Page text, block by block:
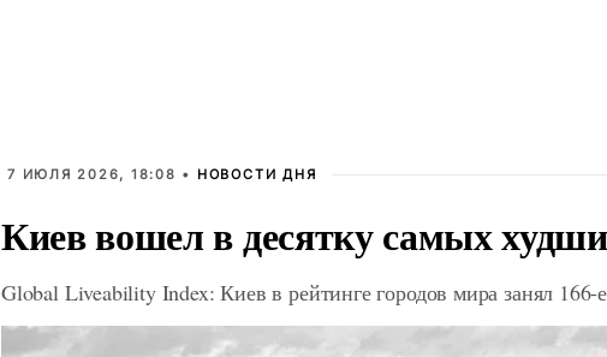
7 ИЮЛЯ 2026, 18:08 • НОВОСТИ ДНЯ
Киев вошел в десятку самых
Global Liveability Index: Киев в рейтинге городов мира занял 166-